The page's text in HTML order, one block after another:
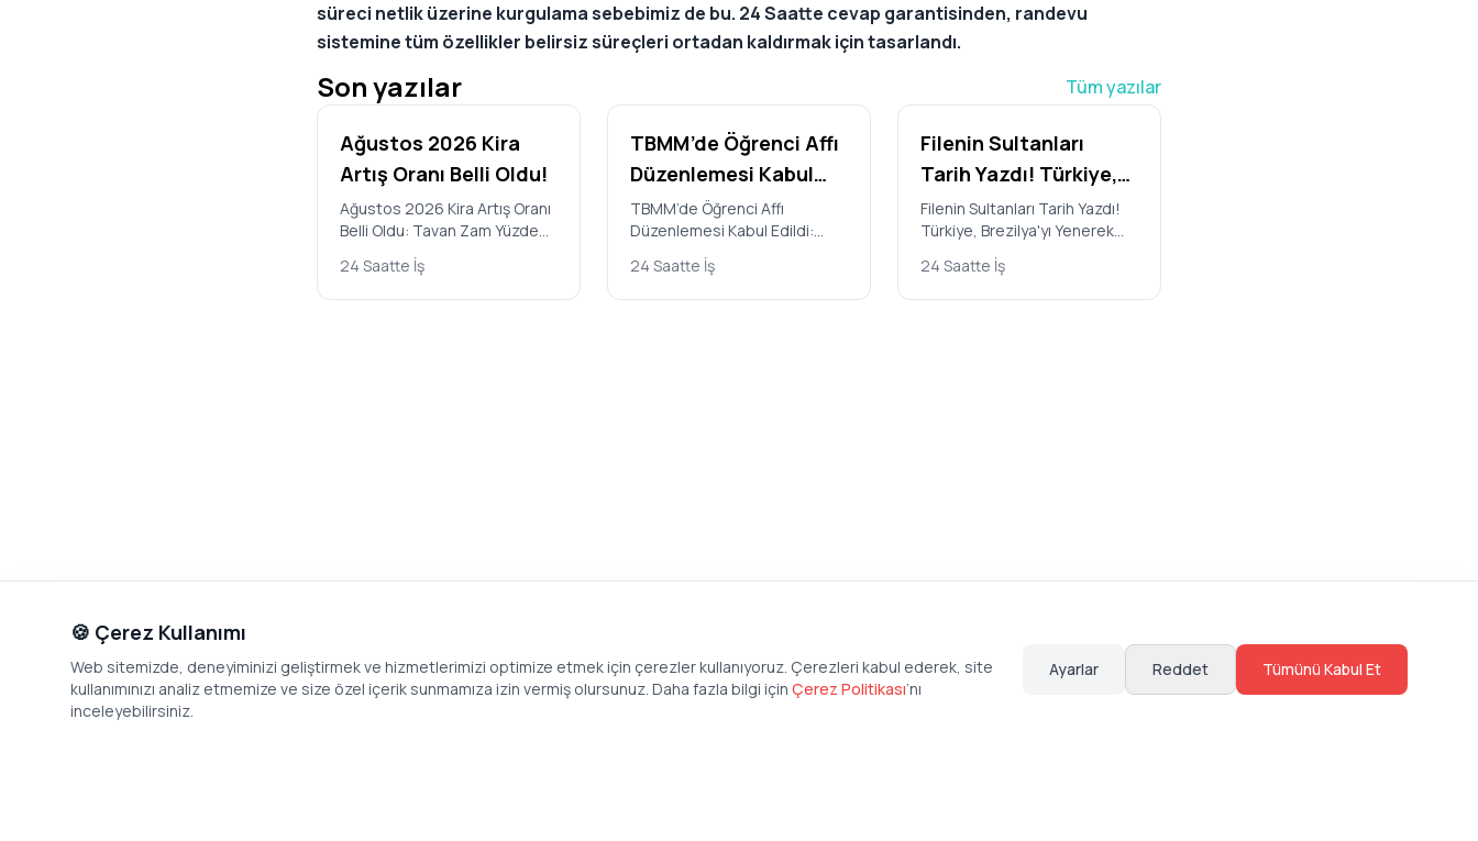
süreci netlik üzerine kurgulama sebebimiz de bu. 24 Saatte cevap garantisinden, randevu
sistemine tüm özellikler belirsiz süreçleri ortadan kaldırmak için tasarlandı.
Son yazılar Tüm yazılar
Ağustos 2026 Kira
Artış Oranı Belli Oldu!
Ağustos 2026 Kira Artış Oranı
Belli Oldu: Tavan Zam Yüzde
31,90 Türkiye İstatistik
Kurumu’nun (TÜİK) açıkladığı
Temmuz 2…
24 Saatte İş
TBMM’de Öğrenci Affı
Düzenlemesi Kabul
Edildi: Kimler
Yararlanabilecek,
Hangi Cezalar
Geliyor?
TBMM’de Öğrenci Affı
Düzenlemesi Kabul Edildi:
Kimler Yararlanabilecek, Hangi
Cezalar Geliyor? Türkiye
Büyük Millet Mecl…
24 Saatte İş
Filenin Sultanları
Tarih Yazdı! Türkiye,
Brezilya'yı Yenerek
2026 Voleybol
Milletler Ligi
Şampiyonu Oldu
Filenin Sultanları Tarih Yazdı!
Türkiye, Brezilya'yı Yenerek
2026 Voleybol Milletler Ligi
Şampiyonu Oldu A Milli Kadın
V…
24 Saatte İş
🍪 Çerez Kullanımı
Web sitemizde, deneyiminizi geliştirmek ve hizmetlerimizi optimize etmek için çerezler kullanıyoruz. Çerezleri kabul ederek, site
kullanımınızı analiz etmemize ve size özel içerik sunmamıza izin vermiş olursunuz. Daha fazla bilgi için Çerez Politikası’nı
inceleyebilirsiniz.
Ayarlar Reddet Tümünü Kabul Et